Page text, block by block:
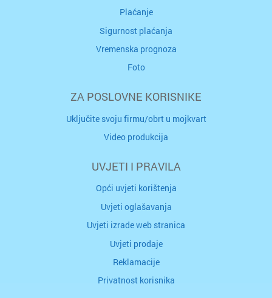
Plaćanje
Sigurnost plaćanja
Vremenska prognoza
Foto
ZA POSLOVNE KORISNIKE
Uključite svoju firmu/obrt u mojkvart
Video produkcija
UVJETI I PRAVILA
Opći uvjeti korištenja
Uvjeti oglašavanja
Uvjeti izrade web stranica
Uvjeti prodaje
Reklamacije
Privatnost korisnika